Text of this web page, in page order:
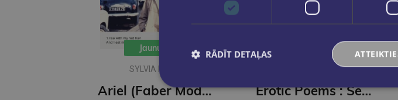
Jaunums
SYLVIA PLATH
Ariel (Faber Modern Classics)
Pēdējais eks.
EDITED BY PETER
Erotic Poems : Selected Poems
RĀDĪT DETAĻAS